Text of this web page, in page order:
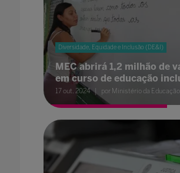
Diversidade, Equidade e Inclusão (DE&I)
MEC abrirá 1,2 milhão de
em curso de educação
17 out. 2024 por Ministério da Educação